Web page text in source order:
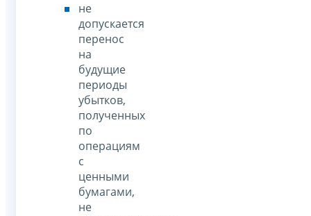
не
допускается
перенос
на
будущие
периоды
убытков,
полученных
по
операциям
с
ценными
бумагами,
не